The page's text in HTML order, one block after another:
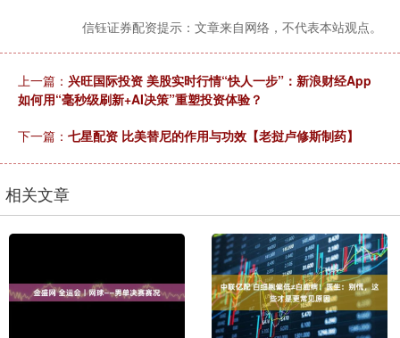
信钰证券配资提示：文章来自网络，不代表本站观点。
上一篇： 兴旺国际投资 美股实时行情“快人一步”：新浪财经App
如何用“毫秒级刷新+AI决策”重塑投资体验？
下一篇： 七星配资 比美替尼的作用与功效【老挝卢修斯制药】
相关文章